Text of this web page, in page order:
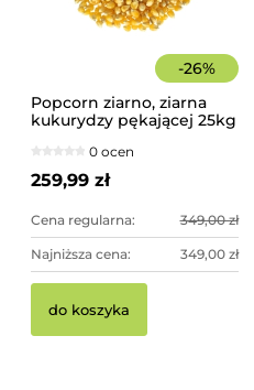
-26%
Popcorn ziarno, ziarna
kukurydzy pękającej 25kg
0 ocen
259,99 zł
Cena regularna: 349,00 zł
Najniższa cena: 349,00 zł
do koszyka